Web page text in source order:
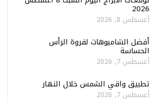
2026
أغسطس 8, 2026
أفضل الشامبوهات لفروة الرأس
الحساسة
أغسطس 7, 2026
تطبيق واقي الشمس خلال النهار
أغسطس 7, 2026